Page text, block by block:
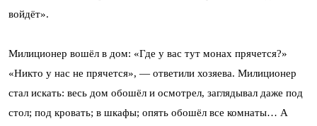
войдёт».
Милиционер вошёл в дом: «Где у вас тут монах прячется?»
«Никто у нас не прячется», — ответили хозяева. Милиционер
стал искать: весь дом обошёл и осмотрел, заглядывал даже под
стол; под кровать; в шкафы; опять обошёл все комнаты… А